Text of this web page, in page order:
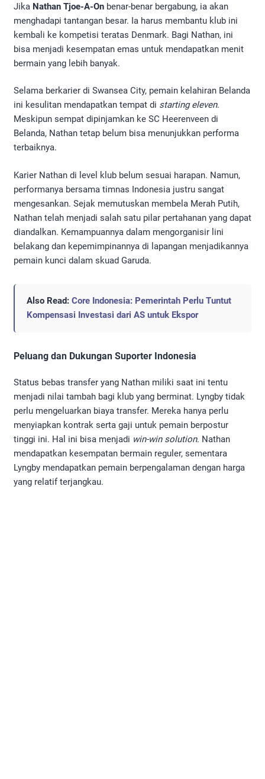
Jika Nathan Tjoe-A-On benar-benar bergabung, ia akan
menghadapi tantangan besar. Ia harus membantu klub ini
kembali ke kompetisi teratas Denmark. Bagi Nathan, ini
bisa menjadi kesempatan emas untuk mendapatkan menit
bermain yang lebih banyak.
Selama berkarier di Swansea City, pemain kelahiran Belanda
ini kesulitan mendapatkan tempat di starting eleven.
Meskipun sempat dipinjamkan ke SC Heerenveen di
Belanda, Nathan tetap belum bisa menunjukkan performa
terbaiknya.
Karier Nathan di level klub belum sesuai harapan. Namun,
performanya bersama timnas Indonesia justru sangat
mengesankan. Sejak memutuskan membela Merah Putih,
Nathan telah menjadi salah satu pilar pertahanan yang dapat
diandalkan. Kemampuannya dalam mengorganisir lini
belakang dan kepemimpinannya di lapangan menjadikannya
pemain kunci dalam skuad Garuda.
Also Read: Core Indonesia: Pemerintah Perlu Tuntut
Kompensasi Investasi dari AS untuk Ekspor
Peluang dan Dukungan Suporter Indonesia
Status bebas transfer yang Nathan miliki saat ini tentu
menjadi nilai tambah bagi klub yang berminat. Lyngby tidak
perlu mengeluarkan biaya transfer. Mereka hanya perlu
menyiapkan kontrak serta gaji untuk pemain berpostur
tinggi ini. Hal ini bisa menjadi win-win solution. Nathan
mendapatkan kesempatan bermain reguler, sementara
Lyngby mendapatkan pemain berpengalaman dengan harga
yang relatif terjangkau.